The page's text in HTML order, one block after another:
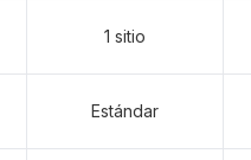
1 sitio
Estándar